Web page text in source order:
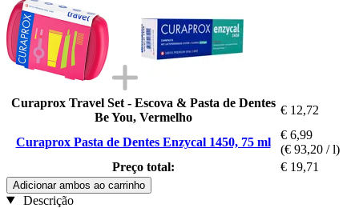
Curaprox Travel Set - Escova & Pasta de Dentes
Be You, Vermelho
€ 12,72
Curaprox Pasta de Dentes Enzycal 1450, 75 ml
€ 6,99
(€ 93,20 / l)
Preço total:
€ 19,71
Adicionar ambos ao carrinho
Descrição